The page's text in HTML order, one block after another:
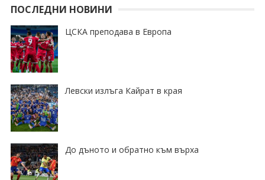
ПОСЛЕДНИ НОВИНИ
ЦСКА преподава в Европа
Левски излъга Кайрат в края
До дъното и обратно към върха